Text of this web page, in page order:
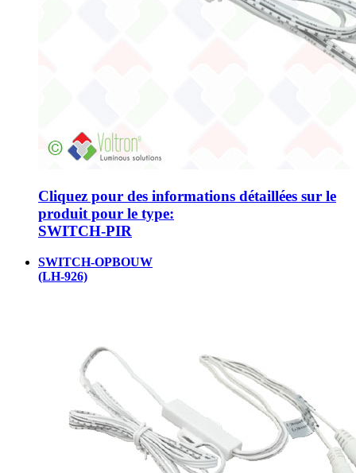
Cliquez pour des informations détaillées sur le
produit pour le type:
SWITCH-PIR
SWITCH-OPBOUW
(LH-926)